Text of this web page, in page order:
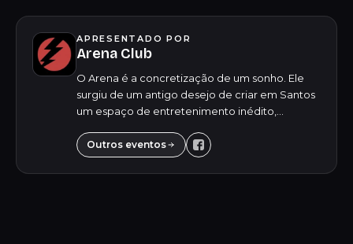
APRESENTADO POR
Arena Club
O Arena é a concretização de um sonho. Ele
surgiu de um antigo desejo de criar em Santos
um espaço de entretenimento inédito,
experiência única e inesquecível. Destacando-
se pela versa...
Outros eventos